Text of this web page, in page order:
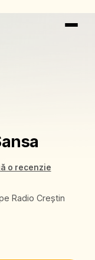
o recenzie
Radio Creștin